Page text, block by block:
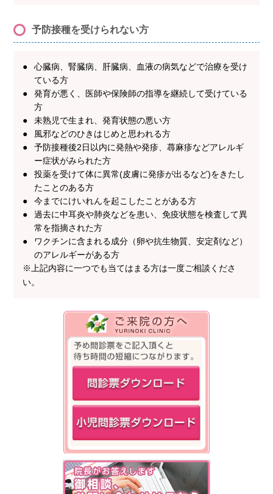
予防接種を受けられない方
心臓病、腎臓病、肝臓病、血液の病気などで治療を受け
ている方
発育が悪く、医師や保険師の指導を継続して受けている
方
未熟児で生まれ、発育状態の悪い方
風邪などのひきはじめと思われる方
予防接種後2日以内に発熱や発疹、蕁麻疹などアレルギ
ー症状がみられた方
投薬を受けて体に異常(皮膚に発疹が出るなど)をきたし
たことのある方
今までにけいれんを起こしたことがある方
過去に中耳炎や肺炎などを患い、免疫状態を検査して異
常を指摘された方
ワクチンに含まれる成分（卵や抗生物質、安定剤など）
のアレルギーがある方
※上記内容に一つでも当てはまる方は一度ご相談くださ
い。